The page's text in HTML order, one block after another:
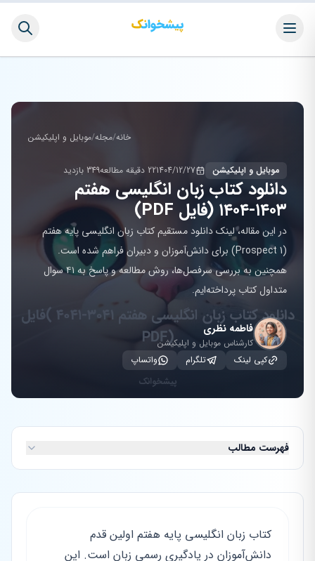
خانه/مجله/موبایل و اپلیکیشن
موبایل و اپلیکیشن 1404/12/2722 دقیقه مطالعه 349 بازدید
دانلود کتاب زبان انگلیسی هفتم
۱۴۰۳-۱۴۰۴ (فایل PDF)
در این مقاله، لینک دانلود مستقیم کتاب زبان انگلیسی پایه هفتم
(Prospect 1) برای دانش‌آموزان و دبیران فراهم شده است.
همچنین به بررسی سرفصل‌ها، روش مطالعه و پاسخ به ۴۱ سوال
متداول کتاب پرداخته‌ایم.
فاطمه نظری
کارشناس موبایل و اپلیکیشن
کپی لینک
تلگرام واتساپ
فهرست مطالب
کتاب زبان انگلیسی پایه هفتم اولین قدم
دانش‌آموزان در یادگیری رسمی زبان است. این